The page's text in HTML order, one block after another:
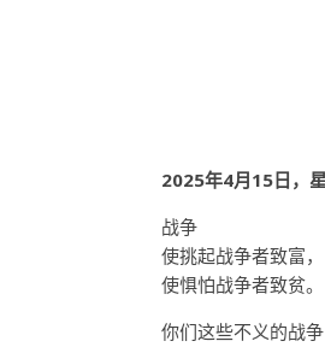
2025年4月15日，
战争
使挑起战争者致富，
使惧怕战争者致贫。
你们这些不义的战争